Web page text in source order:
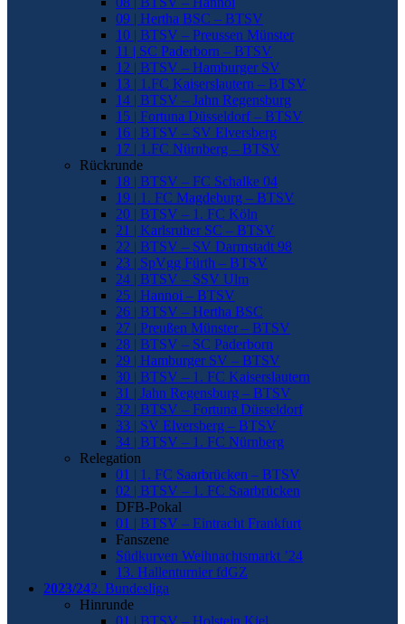
09 | Hertha BSC – BTSV
10 | BTSV – Preussen Münster
11 | SC Paderborn – BTSV
12 | BTSV – Hamburger SV
13 | 1.FC Kaiserslautern – BTSV
14 | BTSV – Jahn Regensburg
15 | Fortuna Düsseldorf – BTSV
16 | BTSV – SV Elversberg
17 | 1.FC Nürnberg – BTSV
Rückrunde
18 | BTSV – FC Schalke 04
19 | 1. FC Magdeburg – BTSV
20 | BTSV – 1. FC Köln
21 | Karlsruher SC – BTSV
22 | BTSV – SV Darmstadt 98
23 | SpVgg Fürth – BTSV
24 | BTSV – SSV Ulm
25 | Hannoi – BTSV
26 | BTSV – Hertha BSC
27 | Preußen Münster – BTSV
28 | BTSV – SC Paderborn
29 | Hamburger SV – BTSV
30 | BTSV – 1. FC Kaiserslautern
31 | Jahn Regensburg – BTSV
32 | BTSV – Fortuna Düsseldorf
33 | SV Elversberg – BTSV
34 | BTSV – 1. FC Nürnberg
Relegation
01 | 1. FC Saarbrücken – BTSV
02 | BTSV – 1. FC Saarbrücken
DFB-Pokal
01 | BTSV – Eintracht Frankfurt
Fanszene
Südkurven Weihnachtsmarkt ’24
13. Hallenturnier fdGZ
2023/242. Bundesliga
Hinrunde
01 | BTSV – Holstein Kiel